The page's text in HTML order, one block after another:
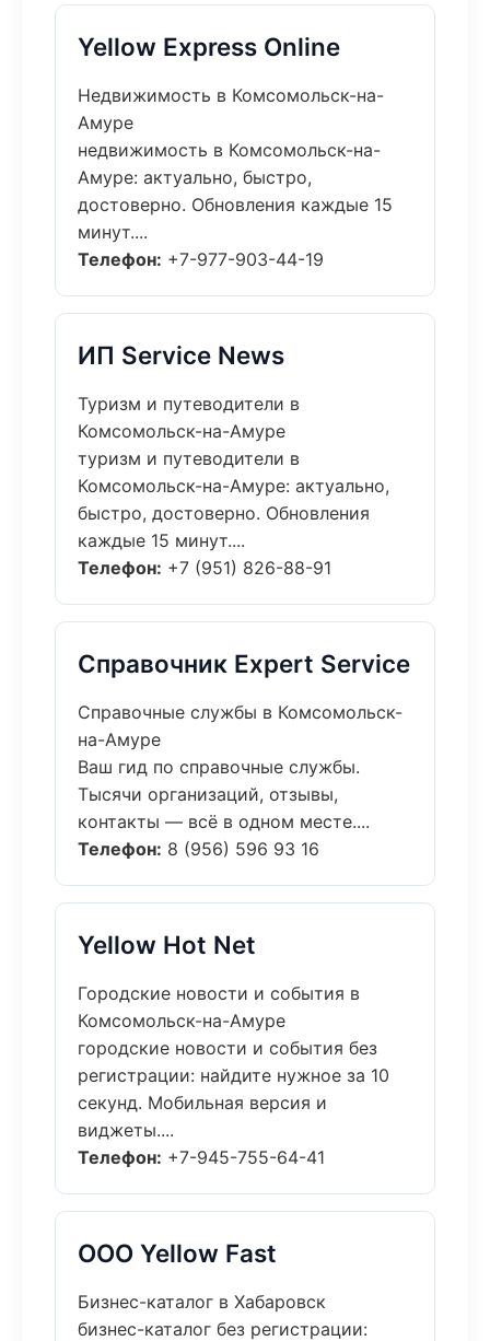
Yellow Express Online
Недвижимость в Комсомольск-на-
Амуре
недвижимость в Комсомольск-на-
Амуре: актуально, быстро,
достоверно. Обновления каждые 15
минут....
Телефон: +7-977-903-44-19
ИП Service News
Туризм и путеводители в
Комсомольск-на-Амуре
туризм и путеводители в
Комсомольск-на-Амуре: актуально,
быстро, достоверно. Обновления
каждые 15 минут....
Телефон: +7 (951) 826-88-91
Справочник Expert Service
Справочные службы в Комсомольск-
на-Амуре
Ваш гид по справочные службы.
Тысячи организаций, отзывы,
контакты — всё в одном месте....
Телефон: 8 (956) 596 93 16
Yellow Hot Net
Городские новости и события в
Комсомольск-на-Амуре
городские новости и события без
регистрации: найдите нужное за 10
секунд. Мобильная версия и
виджеты....
Телефон: +7-945-755-64-41
ООО Yellow Fast
Бизнес-каталог в Хабаровск
бизнес-каталог без регистрации: